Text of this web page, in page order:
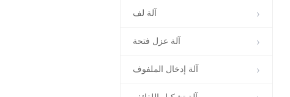
الجهاز الوسطى للفولات السابقة لـ
آلة لف
آلة عزل فتحة
آلة إدخال الملفوف